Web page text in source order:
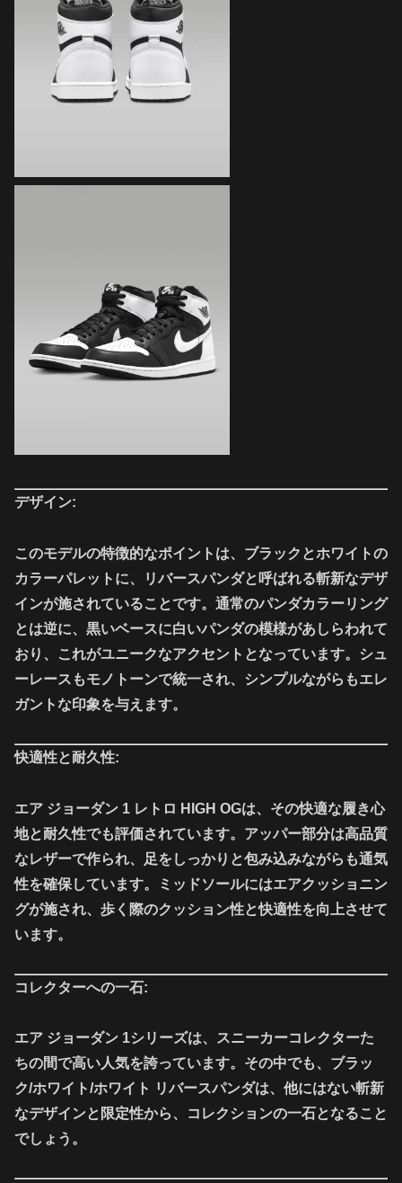
デザイン:
このモデルの特徴的なポイントは、ブラックとホワイトの
カラーパレットに、リバースパンダと呼ばれる斬新なデザ
インが施されていることです。通常のパンダカラーリング
とは逆に、黒いベースに白いパンダの模様があしらわれて
おり、これがユニークなアクセントとなっています。シュ
ーレースもモノトーンで統一され、シンプルながらもエレ
ガントな印象を与えます。
快適性と耐久性:
エア ジョーダン 1 レトロ HIGH OGは、その快適な履き心
地と耐久性でも評価されています。アッパー部分は高品質
なレザーで作られ、足をしっかりと包み込みながらも通気
性を確保しています。ミッドソールにはエアクッショニン
グが施され、歩く際のクッション性と快適性を向上させて
います。
コレクターへの一石:
エア ジョーダン 1シリーズは、スニーカーコレクターた
ちの間で高い人気を誇っています。その中でも、ブラッ
ク/ホワイト/ホワイト リバースパンダは、他にはない斬新
なデザインと限定性から、コレクションの一石となること
でしょう。